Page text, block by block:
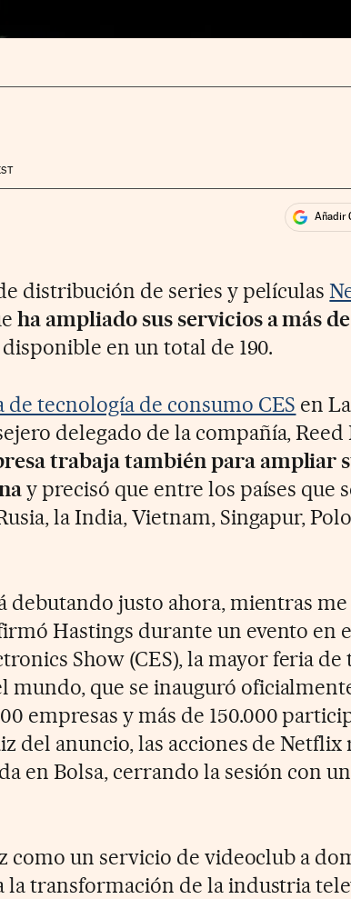
Twitter
Redes Sociales Añadir
distribución de series y películas
ha ampliado sus servicios a más
en un total de 190.
de tecnología de consumo CES en
delegado de la compañía, Reed
trabaja también para ampliar
y precisó que entre los países que
la India, Vietnam, Singapur,
debutando justo ahora, mientras me
Hastings durante un evento en
Show (CES), la mayor feria
mundo, que se inauguró
empresas y más de 150.000
del anuncio, las acciones de
en Bolsa, cerrando la sesión con
como un servicio de videoclub a
la transformación de la industria